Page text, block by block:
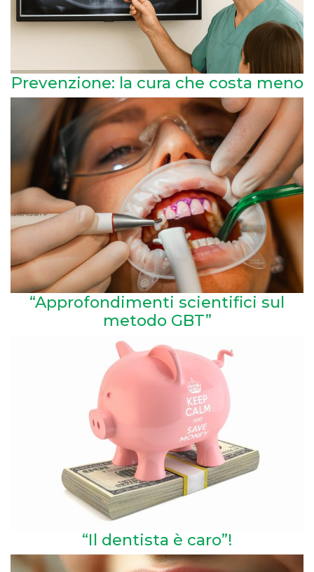
Prevenzione: la cura che costa meno
“Approfondimenti scientifici sul
metodo GBT”
“Il dentista è caro”!